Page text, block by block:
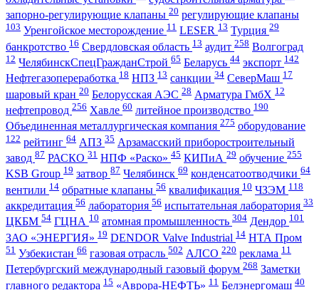
запорно-регулирующие клапаны 20 регулирующие клапаны
103 Уренгойское месторождение 11 LESER 13 Турция 29
банкротство 16 Свердловская область 13 аудит 258 Волгоград
12 ЧелябинскСпецГражданСтрой 65 Беларусь 44 экспорт 142
Нефтегазопереработка 18 НПЗ 13 санкции 34 СеверМаш 17
шаровый кран 20 Белорусская АЭС 28 Арматура ГмбХ 12
нефтепровод 256 Хавле 60 литейное производство 190
Объединенная металлургическая компания 275 оборудование
122 рейтинг 64 АПЗ 35 Арзамасский приборостроительный
завод 87 РАСКО 31 НПФ «Раско» 45 КИПиА 29 обучение 255
KSB Group 19 затвор 87 Челябинск 69 конденсатоотводчики 64
вентили 14 обратные клапаны 56 квалификация 10 ЧЗЭМ 118
аккредитация 56 лаборатория 56 испытательная лаборатория 33
ЦКБМ 54 ГЦНА 10 атомная промышленность 304 Дендор 101
ЗАО «ЭНЕРГИЯ» 19 DENDOR Valve Industrial 14 НТА Пром
51 Узбекистан 66 газовая отрасль 502 АЛСО 220 реклама 11
Петербургский международный газовый форум 268 Заметки
главного редактора 15 «Аврора-НЕФТЬ» 11 Белэнергомаш 40